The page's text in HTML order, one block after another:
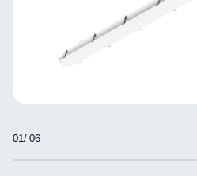
/ 06